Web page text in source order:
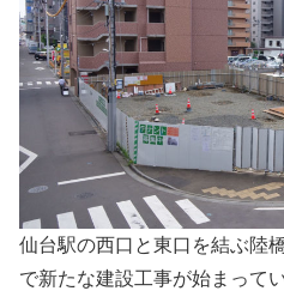
仙台駅の西口と東口を結ぶ陸
で新たな建設工事が始まって